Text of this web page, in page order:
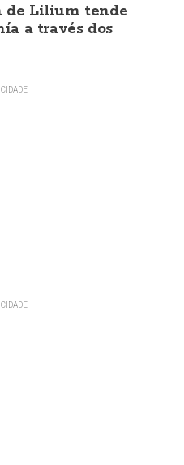
de Lilium tende
a través dos